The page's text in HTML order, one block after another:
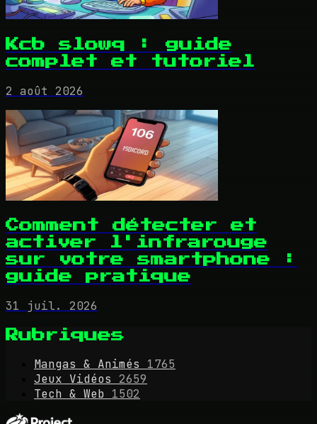
Kcb slowq : guide
complet et tutoriel
2 août 2026
Comment détecter et
activer l'infrarouge
sur votre smartphone :
guide pratique
31 juil. 2026
Rubriques
Mangas & Animés
1765
Jeux Vidéos
2659
Tech & Web 1502